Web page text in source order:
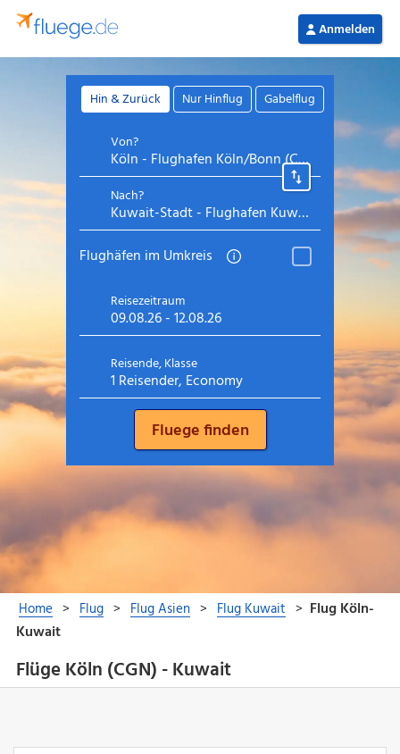
Flüge Köln (CGN) - Kuwait